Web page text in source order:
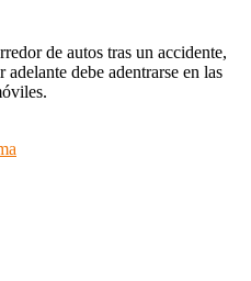
de autos tras un accidente,
debe adentrarse en las